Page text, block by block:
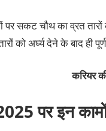
सकट चौथ का व्रत तारों
को अर्घ्य देने के बाद ही
करियर
पर इन